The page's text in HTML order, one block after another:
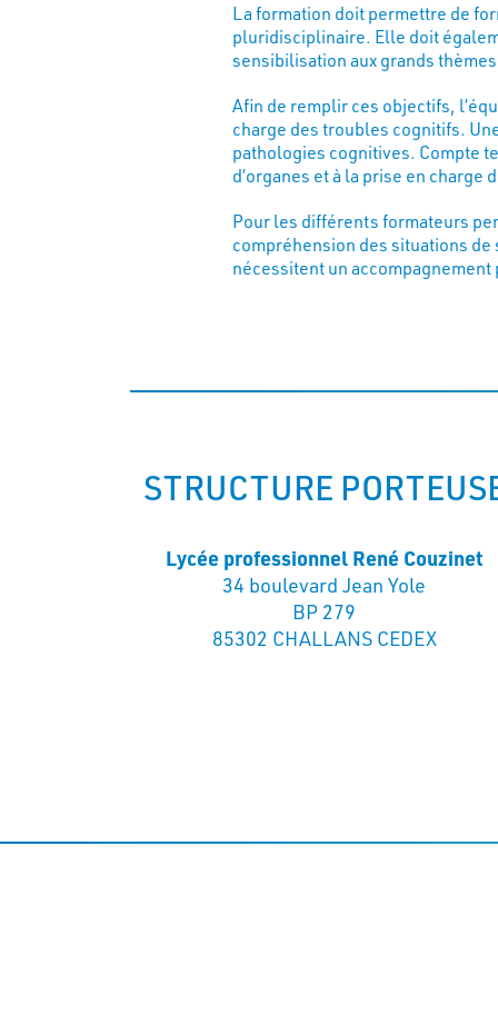
La formation doit permettre de
pluridisciplinaire. Elle doit
sensibilisation aux grands
Afin de remplir ces objectifs,
charge des troubles cognitifs.
pathologies cognitives. Compte
d’organes et à la prise en
Pour les différents formateurs
compréhension des situations
nécessitent un
STRUCTURE
Lycée professionnel René Couzinet
34 boulevard Jean Yole
BP 279
85302 CHALLANS CEDEX